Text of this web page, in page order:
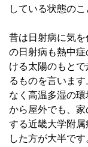
している状態のこ
昔は日射病に気
の日射病も熱中
ける太陽のもと
るものを言いま
なく高温多湿の
から屋外でも、
する近畿大学附
した方が大半です